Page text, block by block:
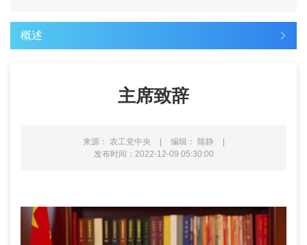
概述
主席致辞
来源： 农工党中央 | 编辑： 陈静
|
发布时间：2022-12-09 05:30:00